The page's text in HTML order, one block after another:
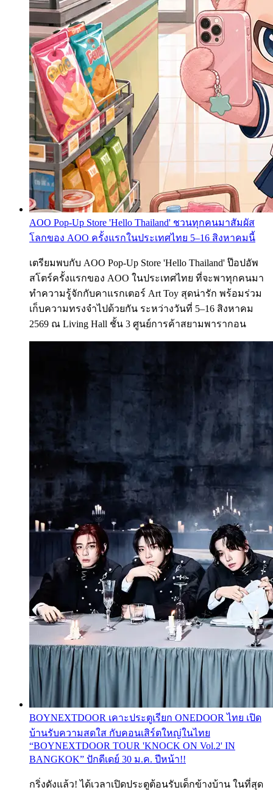
AOO Pop-Up Store 'Hello Thailand' ชวนทุกคนมาสัมผัส
โลกของ AOO ครั้งแรกในประเทศไทย 5–16 สิงหาคมนี้
เตรียมพบกับ AOO Pop-Up Store 'Hello Thailand' ป๊อปอัพ
สโตร์ครั้งแรกของ AOO ในประเทศไทย ที่จะพาทุกคนมา
ทำความรู้จักกับคาแรกเตอร์ Art Toy สุดน่ารัก พร้อมร่วม
เก็บความทรงจำไปด้วยกัน ระหว่างวันที่ 5–16 สิงหาคม
2569 ณ Living Hall ชั้น 3 ศูนย์การค้าสยามพารากอน
BOYNEXTDOOR เคาะประตูเรียก ONEDOOR ไทย เปิด
บ้านรับความสดใส กับคอนเสิร์ตใหญ่ในไทย
“BOYNEXTDOOR TOUR 'KNOCK ON Vol.2' IN
BANGKOK” ปักดีเดย์ 30 ม.ค. ปีหน้า!!
กริ่งดังแล้ว! ได้เวลาเปิดประตูต้อนรับเด็กข้างบ้าน ในที่สุด